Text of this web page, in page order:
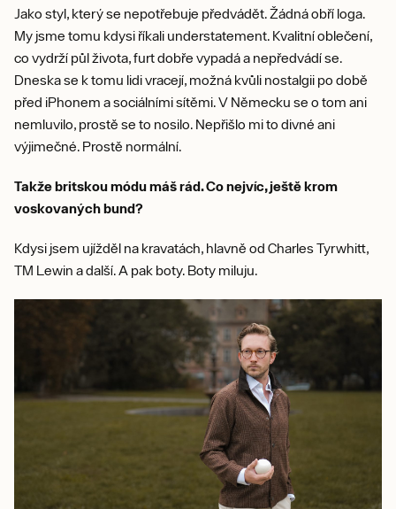
Jako styl, který se nepotřebuje předvádět. Žádná obří loga.
My jsme tomu kdysi říkali understatement. Kvalitní oblečení,
co vydrží půl života, furt dobře vypadá a nepředvádí se.
Dneska se k tomu lidi vracejí, možná kvůli nostalgii po době
před iPhonem a sociálními sítěmi. V Německu se o tom ani
nemluvilo, prostě se to nosilo. Nepřišlo mi to divné ani
výjimečné. Prostě normální.
Takže britskou módu máš rád. Co nejvíc, ještě krom
voskovaných bund?
Kdysi jsem ujížděl na kravatách, hlavně od Charles Tyrwhitt,
TM Lewin a další. A pak boty. Boty miluju.